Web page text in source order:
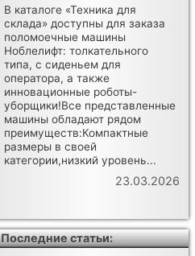
В каталоге «Техника для
склада» доступны для заказа
поломоечные машины
Ноблелифт: толкательного
типа, с сиденьем для
оператора, а также
инновационные роботы-
уборщики!Все представленные
машины обладают рядом
преимуществ:Компактные
размеры в своей
категории,низкий уровень...
23.03.2026
Последние статьи: